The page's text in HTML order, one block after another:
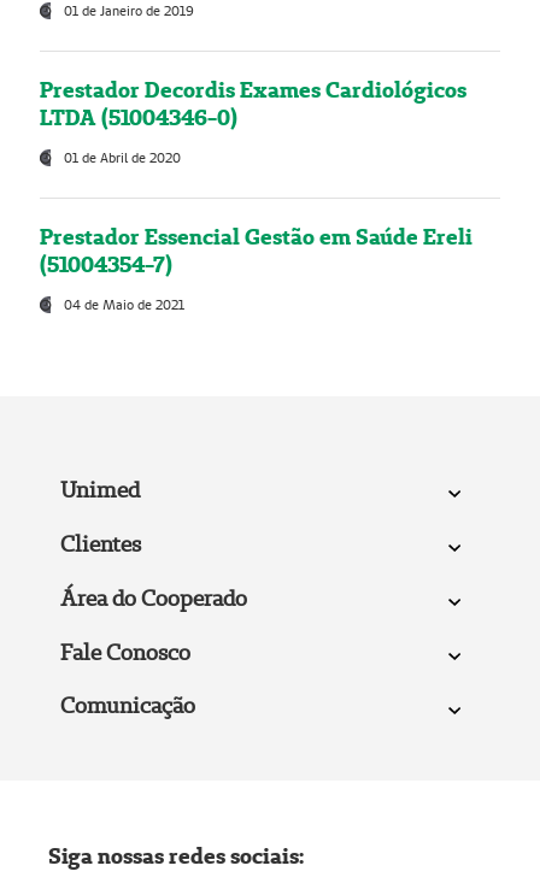
01 de Janeiro de 2019
Prestador Decordis Exames Cardiológicos
LTDA (51004346-0)
01 de Abril de 2020
Prestador Essencial Gestão em Saúde Ereli
(51004354-7)
04 de Maio de 2021
Unimed
Clientes
Área do Cooperado
Fale Conosco
Comunicação
Siga nossas redes sociais: